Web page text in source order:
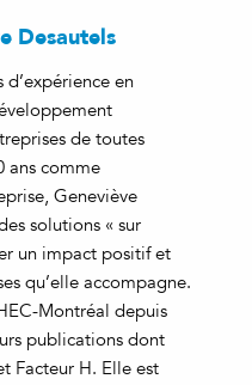
Desautels
en
de toutes
ans comme
Geneviève
solutions « sur
un impact positif et
qu’elle accompagne.
Montréal depuis
publications dont
Facteur H. Elle est